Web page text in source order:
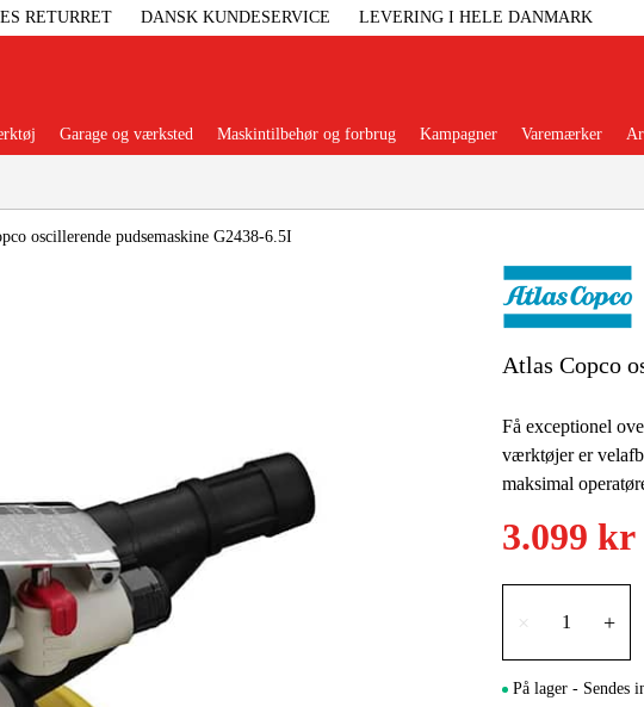
RETURRET DANSK KUNDESERVICE LEVERING I HELE DANMARK
Populære kategorier
Elgeneratorer
Højtryksrensere
Garage
Maskintilbehør
Garage og værksted Maskintilbehør og forbrug Kampagner Varemærker
oscillerende pudsemaskine G2438-6.5I
Atlas Copco
Få exceptionel
værktøjer er
maksimal
3.099 kr
× +
På lager - Sendes